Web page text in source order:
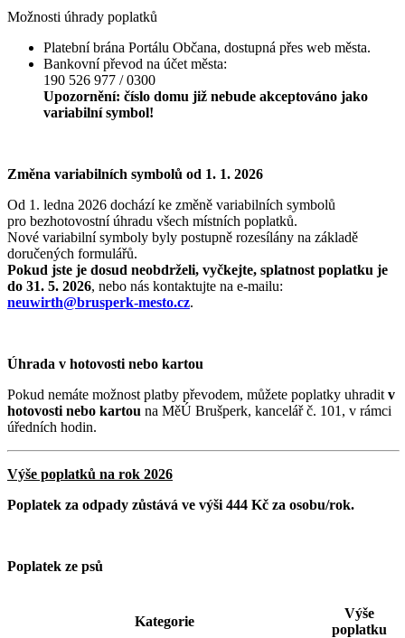
Možnosti úhrady poplatků
Platební brána Portálu Občana, dostupná přes web města.
Bankovní převod na účet města:
190 526 977 / 0300
Upozornění: číslo domu již nebude akceptováno jako
variabilní symbol!
Změna variabilních symbolů od 1. 1. 2026
Od 1. ledna 2026 dochází ke změně variabilních symbolů
pro bezhotovostní úhradu všech místních poplatků.
Nové variabilní symboly byly postupně rozesílány na základě
doručených formulářů.
Pokud jste je dosud neobdrželi, vyčkejte, splatnost poplatku je
do 31. 5. 2026, nebo nás kontaktujte na e-mailu:
neuwirth@brusperk-mesto.cz.
Úhrada v hotovosti nebo kartou
Pokud nemáte možnost platby převodem, můžete poplatky uhradit v
hotovosti nebo kartou na MěÚ Brušperk, kancelář č. 101, v rámci
úředních hodin.
Výše poplatků na rok 2026
Poplatek za odpady zůstává ve výši 444 Kč za osobu/rok.
Poplatek ze psů
Kategorie
Výše
poplatku